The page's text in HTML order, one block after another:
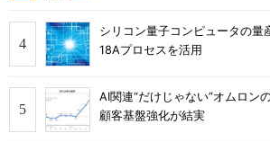
シリコン量子コンピュータの量
18Aプロセスを活用
AI関連“だけじゃない”オムロン
顧客基盤強化が結実